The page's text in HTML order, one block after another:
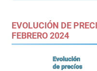
EVOLUCIÓN DE
FEBRERO 2024